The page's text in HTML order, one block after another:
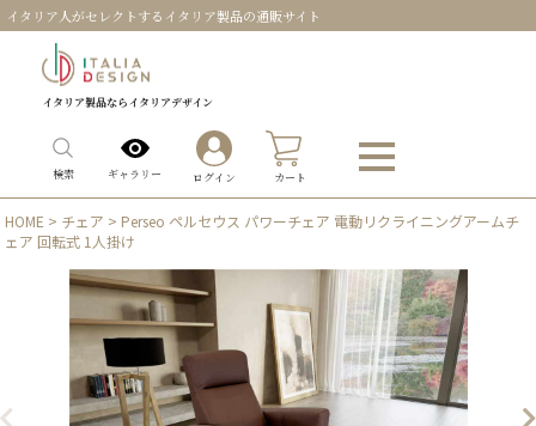
イタリア人がセレクトするイタリア製品の通販サイト
イタリア製品ならイタリアデザイン
検索 ギャラリー ログイン カート
HOME > チェア > Perseo ペルセウス パワーチェア 電動リクライニングアームチ
ェア 回転式 1人掛け